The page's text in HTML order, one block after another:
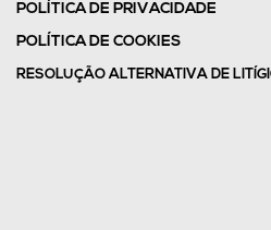
POLÍTICA DE PRIVACIDADE
POLÍTICA DE COOKIES
RESOLUÇÃO ALTERNATIVA DE